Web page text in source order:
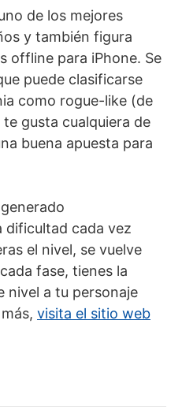
de los mejores
y también figura
offline para iPhone. Se
puede clasificarse
como rogue-like (de
gusta cualquiera de
buena apuesta para
dificultad cada vez
el nivel, se vuelve
fase, tienes la
nivel a tu personaje
visita el sitio web